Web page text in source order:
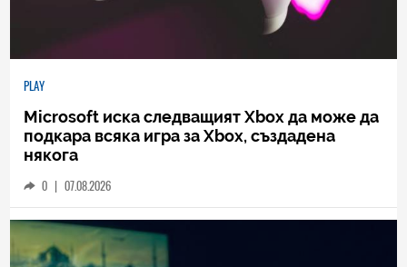
PLAY
Microsoft иска следващият Xbox да може да
подкара всяка игра за Xbox, създадена
някога
0 | 07.08.2026